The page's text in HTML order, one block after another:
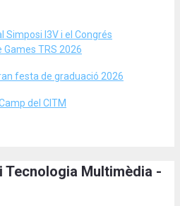
Simposi I3V i el Congrés
Games TRS 2026
festa de graduació 2026
del CITM
Tecnologia Multimèdia -